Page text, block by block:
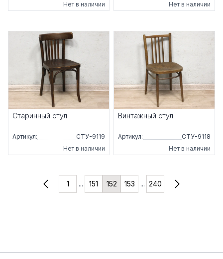
Нет в наличии
Нет в наличии
Старинный стул
Артикул:
СТУ-9119
Нет в наличии
Винтажный стул
Артикул:
СТУ-9118
Нет в наличии
1 ... 151 152 153 ... 240